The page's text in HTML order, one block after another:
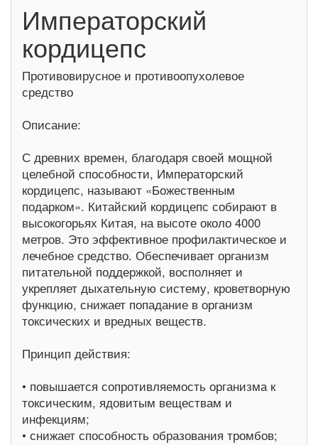
Императорский
кордицепс
Противовирусное и противоопухолевое
средство
Описание:
С древних времен, благодаря своей мощной
целебной способности, Императорский
кордицепс, называют «Божественным
подарком». Китайский кордицепс собирают в
высокогорьях Китая, на высоте около 4000
метров. Это эффективное профилактическое и
лечебное средство. Обеспечивает организм
питательной поддержкой, восполняет и
укрепляет дыхательную систему, кроветворную
функцию, снижает попадание в организм
токсических и вредных веществ.
Принцип действия:
• повышается сопротивляемость организма к
токсическим, ядовитым веществам и
инфекциям;
• снижает способность образования тромбов;